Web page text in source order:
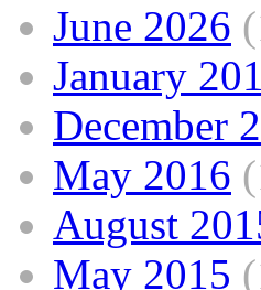
June 2026
January
December
May 2016
August
May 2015